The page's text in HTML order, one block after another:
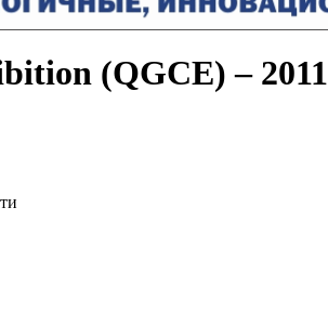
(QGCE) – 2011